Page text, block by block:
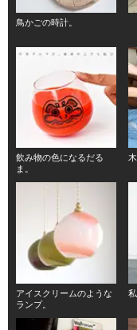
鳥かごの時計。
飲み物の色になるだる
ま。
アイスクリームのような
ランプ。